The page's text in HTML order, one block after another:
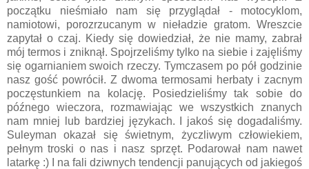
początku nieśmiało nam się przyglądał - motocyklom,
namiotowi, porozrzucanym w nieładzie gratom. Wreszcie
zapytał o czaj. Kiedy się dowiedział, że nie mamy, zabrał
mój termos i zniknął. Spojrzeliśmy tylko na siebie i zajęliśmy
się ogarnianiem swoich rzeczy. Tymczasem po pół godzinie
nasz gość powrócił. Z dwoma termosami herbaty i zacnym
poczęstunkiem na kolację. Posiedzieliśmy tak sobie do
późnego wieczora, rozmawiając we wszystkich znanych
nam mniej lub bardziej językach. I jakoś się dogadaliśmy.
Suleyman okazał się świetnym, życzliwym człowiekiem,
pełnym troski o nas i nasz sprzęt. Podarował nam nawet
latarkę :) I na fali dziwnych tendencji panujących od jakiegoś